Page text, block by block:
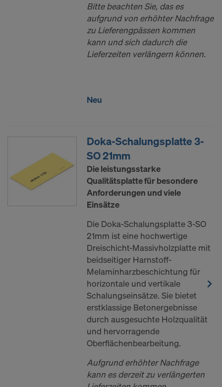
Bitte beachten Sie, das es
aufgrund von erhöhter Nachfrage
zu Lieferengpässen kommen
kann und sich dadurch die
Lieferzeiten verlängern können.
Neu
Doka-Schalungsplatte 3-
SO 21mm
Die leistungsstarke
Qualitätsplatte für besondere
Anforderungen und viele
Einsätze
Die Doka-Schalungsplatte 3-SO
21mm ist eine hochwertige
Dreischicht-Massivholzplatte mit
beidseitiger Harnstoff-
Melaminharzbeschichtung für
horizontale und vertikale
Schalungseinsätze. Sie bietet
erstklassige Betonergebnisse
durch ausgesuchte Holzqualität
und hervorragende
Oberflächenbearbeitung.
Aufgrund erhöhter Nachfrage
kann es derzeit zu verlängerten